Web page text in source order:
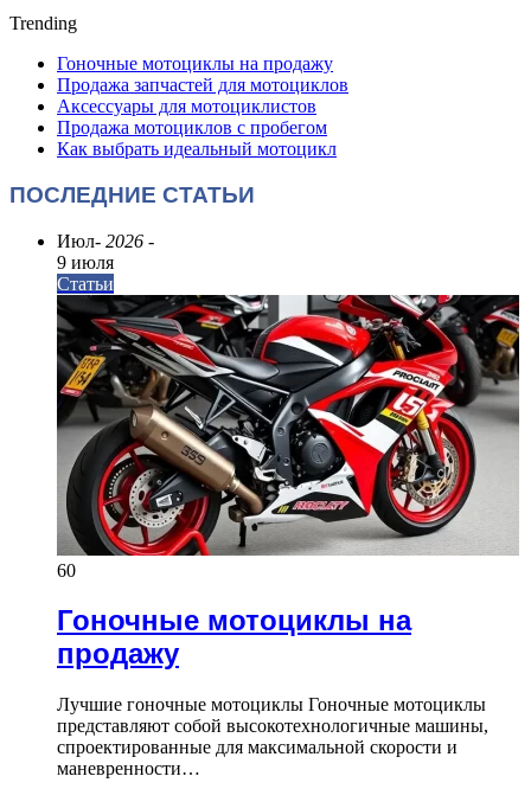
Trending
Гоночные мотоциклы на продажу
Продажа запчастей для мотоциклов
Аксессуары для мотоциклистов
Продажа мотоциклов с пробегом
Как выбрать идеальный мотоцикл
ПОСЛЕДНИЕ СТАТЬИ
Июл- 2026 -
9 июля
Статьи
60
Гоночные мотоциклы на
продажу
Лучшие гоночные мотоциклы Гоночные мотоциклы
представляют собой высокотехнологичные машины,
спроектированные для максимальной скорости и
маневренности…